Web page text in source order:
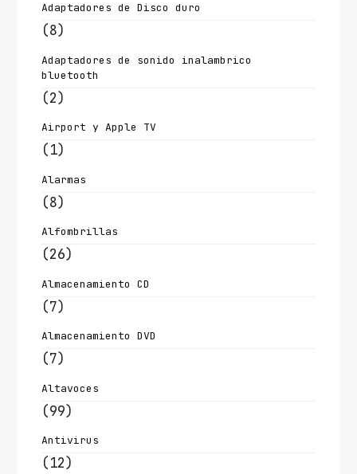
Adaptadores de Disco duro
(8)
Adaptadores de sonido inalambrico
bluetooth
(2)
Airport y Apple TV
(1)
Alarmas
(8)
Alfombrillas
(26)
Almacenamiento CD
(7)
Almacenamiento DVD
(7)
Altavoces
(99)
Antivirus
(12)